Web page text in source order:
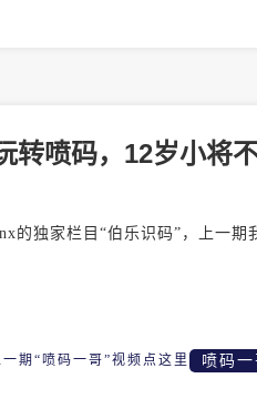
转喷码，12岁小将不
的独家栏目“伯乐识码”，上一
期“喷码一哥”视频点这里 喷码一